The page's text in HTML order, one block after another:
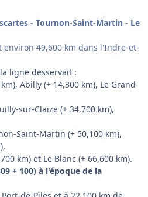
- Tournon-Saint-Martin - Le
environ 49,600 km dans l'Indre-et-
ligne desservait :
Abilly (+ 14,300 km), Le Grand-
sur-Claize (+ 34,700 km),
Saint-Martin (+ 50,100 km),
km) et Le Blanc (+ 66,600 km).
+ 100) à l'époque de la